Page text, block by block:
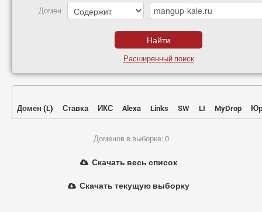
Домен
Расширенный поиск
Домен (L) Ставка ИКС Alexa Links SW LI MyDrop
Доменов в выборке: 0
Скачать весь список
Скачать текущую выборку